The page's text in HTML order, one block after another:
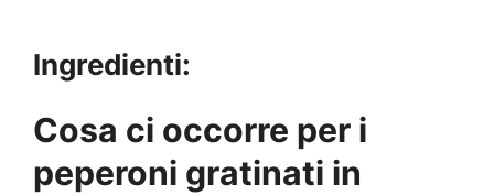
Ingredienti:
Cosa ci occorre per i
peperoni gratinati in